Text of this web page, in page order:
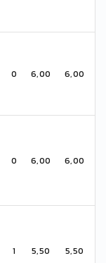
0 6,00 6,00
0 6,00 6,00
1 5,50 5,50